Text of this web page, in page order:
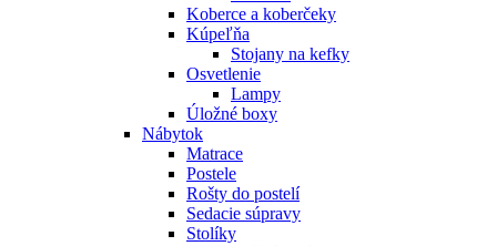
Koberce a koberčeky
Kúpeľňa
Stojany na kefky
Osvetlenie
Lampy
Úložné boxy
Nábytok
Matrace
Postele
Rošty do postelí
Sedacie súpravy
Stolíky